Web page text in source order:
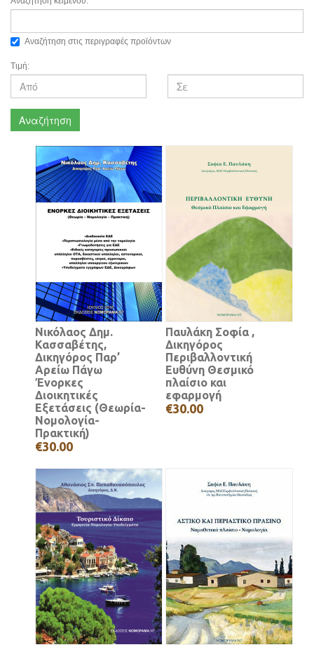
Αναζήτηση στις περιγραφές προϊόντων
Τιμή:
Αναζήτηση
Νικόλαος Δημ.
Κασσαβέτης,
Δικηγόρος Παρ’
Αρείω Πάγω
Ένορκες
Διοικητικές
Εξετάσεις (Θεωρία-
Νομολογία-
Πρακτική)
€30.00
Παυλάκη Σοφία ,
Δικηγόρος
Περιβαλλοντική
Ευθύνη Θεσμικό
πλαίσιο και
εφαρμογή
€30.00